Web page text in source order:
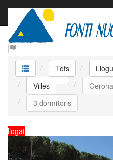
Lloguer tot
Tots
Villes
Gerona
3 dormitoris
llogat